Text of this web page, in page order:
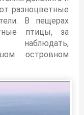
разноцветные
В пещерах
птицы, за
островном